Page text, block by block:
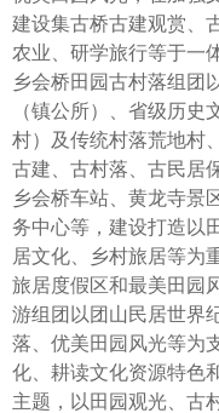
建设集古桥古建观赏、
农业、研学旅行等于一
乡会桥田园古村落组团
（镇公所）、省级历
村）及传统村落荒地村
古建、古村落、古民居
乡会桥车站、黄龙寺景
务中心等，建设打造以
居文化、乡村旅居等为
旅居度假区和最美田园
游组团以团山民居世界
落、优美田园风光等为
化、耕读文化资源特色
主题，以田园观光、古